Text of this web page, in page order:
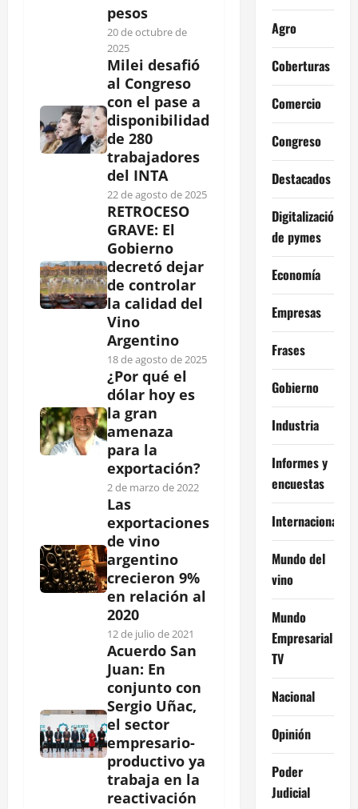
pesos
20 de octubre de
2025
Milei desafió
al Congreso
con el pase a
disponibilidad
de 280
trabajadores
del INTA
22 de agosto de 2025
RETROCESO
GRAVE: El
Gobierno
decretó dejar
de controlar
la calidad del
Vino
Argentino
18 de agosto de 2025
¿Por qué el
dólar hoy es
la gran
amenaza
para la
exportación?
2 de marzo de 2022
Las
exportaciones
de vino
argentino
crecieron 9%
en relación al
2020
12 de julio de 2021
Acuerdo San
Juan: En
conjunto con
Sergio Uñac,
el sector
empresario-
productivo ya
trabaja en la
reactivación
Agro
Coberturas
Comercio
Congreso
Destacados
Digitalización
de pymes
Economía
Empresas
Frases
Gobierno
Industria
Informes y
encuestas
Internacional
Mundo del
vino
Mundo
Empresarial
TV
Nacional
Opinión
Poder
Judicial